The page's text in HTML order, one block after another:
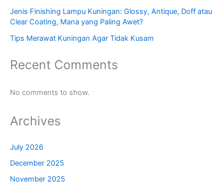
Jenis Finishing Lampu Kuningan: Glossy, Antique, Doff atau
Clear Coating, Mana yang Paling Awet?
Tips Merawat Kuningan Agar Tidak Kusam
Recent Comments
No comments to show.
Archives
July 2026
December 2025
November 2025